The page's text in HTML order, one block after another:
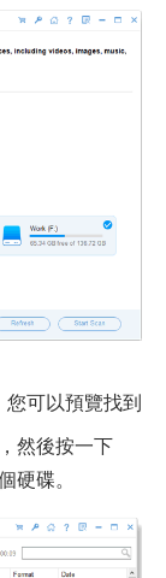
可以預覽找到
然後按一下
硬碟。